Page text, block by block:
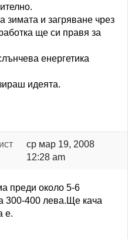
зимата и загряване чрез
ще си правя за
енергетика
идеята.
ср мар 19, 2008
12:28 am
преди около 5-6
300-400 лева.Ще кача
е.